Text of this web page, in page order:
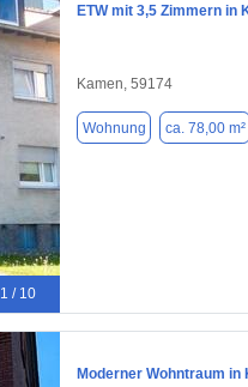
1 / 10
ETW mit 3,5 Zimmern in
Kamen, 59174
Wohnung ca. 78,00 m²
Moderner Wohntraum in